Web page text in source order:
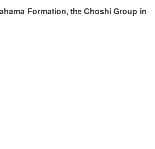
Formation, the Choshi Group in